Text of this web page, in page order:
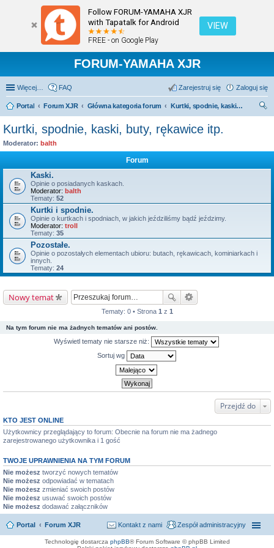
Follow FORUM-YAMAHA XJR
with Tapatalk for Android
FREE - on Google Play
VIEW
FORUM-YAMAHA XJR
Więcej… FAQ Zaloguj się
Zarejestruj się
Portal Forum XJR Główna kategoria forum
Kurtki, spodnie, kaski, buty, rękawice itp.
Kurtki, spodnie, kaski, buty, rękawice itp.
Moderator: balth
Forum
Kaski.
Opinie o posiadanych kaskach.
Moderator: balth
Tematy: 52
Kurtki i spodnie.
Opinie o kurtkach i spodniach, w jakich jeździliśmy bądź jeździmy.
Moderator: troll
Tematy: 35
Pozostałe.
Opinie o pozostałych elementach ubioru: butach, rękawicach, kominiarkach i
innych.
Tematy: 24
Nowy temat
Tematy: 0 • Strona 1 z 1
Na tym forum nie ma żadnych tematów ani postów.
Wyświetl tematy nie starsze niż:
Sortuj wg
Przejdź do
KTO JEST ONLINE
Użytkownicy przeglądający to forum: Obecnie na forum nie ma żadnego
zarejestrowanego użytkownika i 1 gość
TWOJE UPRAWNIENIA NA TYM FORUM
Nie możesz tworzyć nowych tematów
Nie możesz odpowiadać w tematach
Nie możesz zmieniać swoich postów
Nie możesz usuwać swoich postów
Nie możesz dodawać załączników
Portal Forum XJR Zespół administracyjny
Kontakt z nami
Technologię dostarcza phpBB® Forum Software © phpBB Limited